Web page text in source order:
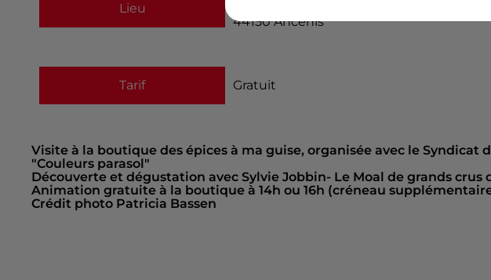
Lieu
44150 Ancenis
Tarif Gratuit
Visite à la boutique des épices à ma guise, organisée avec le Syndicat
"Couleurs parasol"
Découverte et dégustation avec Sylvie Jobbin- Le Moal de grands crus
Animation gratuite à la boutique à 14h ou 16h (créneau
Crédit photo Patricia Bassen